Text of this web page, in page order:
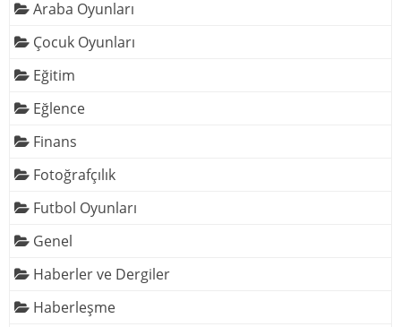
Araba Oyunları
Çocuk Oyunları
Eğitim
Eğlence
Finans
Fotoğrafçılık
Futbol Oyunları
Genel
Haberler ve Dergiler
Haberleşme